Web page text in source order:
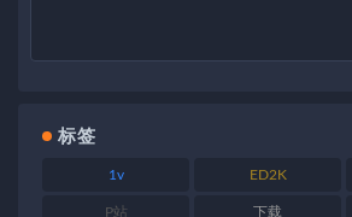
标签
1v ED2K
P站 下载